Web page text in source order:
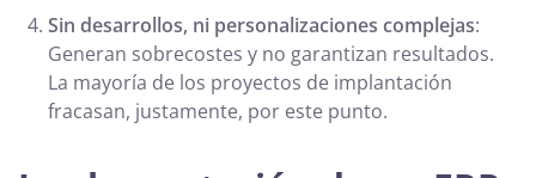
Sin desarrollos, ni personalizaciones complejas:
Generan sobrecostes y no garantizan resultados.
La mayoría de los proyectos de implantación
fracasan, justamente, por este punto.